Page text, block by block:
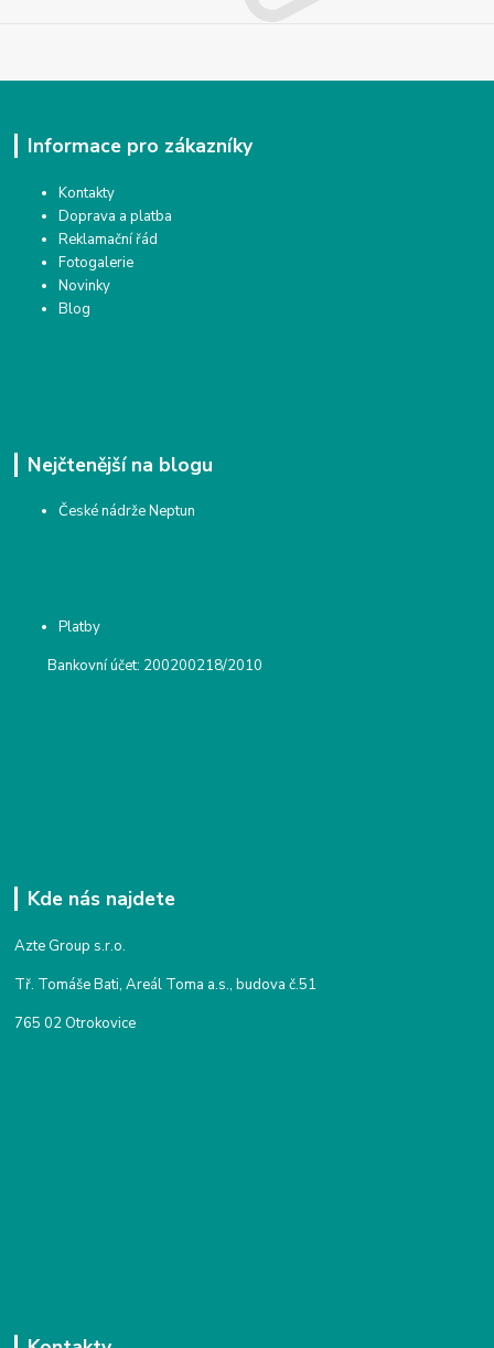
Informace pro zákazníky
Kontakty
Doprava a platba
Reklamační řád
Fotogalerie
Novinky
Blog
Nejčtenější na blogu
České nádrže Neptun
Platby
Bankovní účet: 200200218/2010
Kde nás najdete
Azte Group s.r.o.
Tř. Tomáše Bati, Areál Toma a.s., budova č.51
765 02 Otrokovice